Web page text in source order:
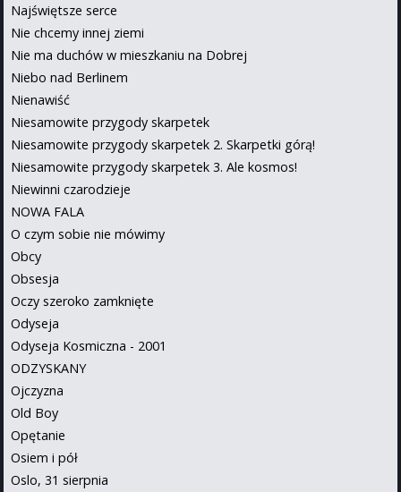
Najświętsze serce
Nie chcemy innej ziemi
Nie ma duchów w mieszkaniu na Dobrej
Niebo nad Berlinem
Nienawiść
Niesamowite przygody skarpetek
Niesamowite przygody skarpetek 2. Skarpetki górą!
Niesamowite przygody skarpetek 3. Ale kosmos!
Niewinni czarodzieje
NOWA FALA
O czym sobie nie mówimy
Obcy
Obsesja
Oczy szeroko zamknięte
Odyseja
Odyseja Kosmiczna - 2001
ODZYSKANY
Ojczyzna
Old Boy
Opętanie
Osiem i pół
Oslo, 31 sierpnia